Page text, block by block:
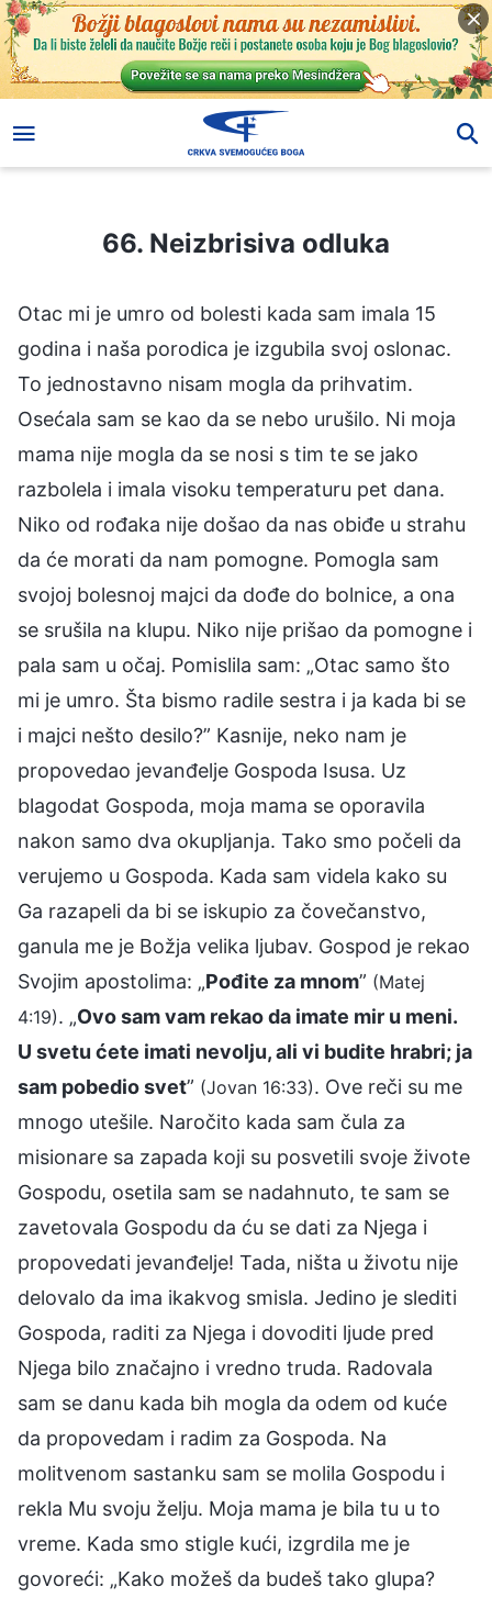
66. Neizbrisiva odluka
Otac mi je umro od bolesti kada sam imala 15
godina i naša porodica je izgubila svoj oslonac.
To jednostavno nisam mogla da prihvatim.
Osećala sam se kao da se nebo urušilo. Ni moja
mama nije mogla da se nosi s tim te se jako
razbolela i imala visoku temperaturu pet dana.
Niko od rođaka nije došao da nas obiđe u strahu
da će morati da nam pomogne. Pomogla sam
svojoj bolesnoj majci da dođe do bolnice, a ona
se srušila na klupu. Niko nije prišao da pomogne i
pala sam u očaj. Pomislila sam: „Otac samo što
mi je umro. Šta bismo radile sestra i ja kada bi se
i majci nešto desilo?” Kasnije, neko nam je
propovedao jevanđelje Gospoda Isusa. Uz
blagodat Gospoda, moja mama se oporavila
nakon samo dva okupljanja. Tako smo počeli da
verujemo u Gospoda. Kada sam videla kako su
Ga razapeli da bi se iskupio za čovečanstvo,
ganula me je Božja velika ljubav. Gospod je rekao
Svojim apostolima: „Pođite za mnom” (Matej
4:19). „Ovo sam vam rekao da imate mir u meni.
U svetu ćete imati nevolju, ali vi budite hrabri; ja
sam pobedio svet” (Jovan 16:33). Ove reči su me
mnogo utešile. Naročito kada sam čula za
misionare sa zapada koji su posvetili svoje živote
Gospodu, osetila sam se nadahnuto, te sam se
zavetovala Gospodu da ću se dati za Njega i
propovedati jevanđelje! Tada, ništa u životu nije
delovalo da ima ikakvog smisla. Jedino je slediti
Gospoda, raditi za Njega i dovoditi ljude pred
Njega bilo značajno i vredno truda. Radovala
sam se danu kada bih mogla da odem od kuće
da propovedam i radim za Gospoda. Na
molitvenom sastanku sam se molila Gospodu i
rekla Mu svoju želju. Moja mama je bila tu u to
vreme. Kada smo stigle kući, izgrdila me je
govoreći: „Kako možeš da budeš tako glupa?